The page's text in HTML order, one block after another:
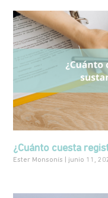
¿Cuánto cuesta
Ester Monsonís junio 11,